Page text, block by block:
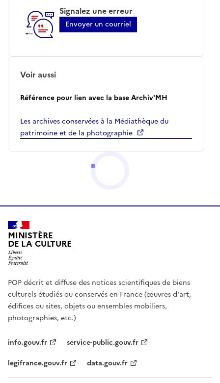
Signalez une erreur
Envoyer un courriel
Voir aussi
Référence pour lien avec la base Archiv'MH
Les archives conservées à la Médiathèque du
patrimoine et de la photographie
MINISTÈRE
DE LA CULTURE
POP décrit et diffuse des notices scientifiques de biens
culturels étudiés ou conservés en France (œuvres d'art,
édifices ou sites, objets ou ensembles mobiliers,
photographies, etc.)
info.gouv.fr
service-public.gouv.fr
legifrance.gouv.fr
data.gouv.fr